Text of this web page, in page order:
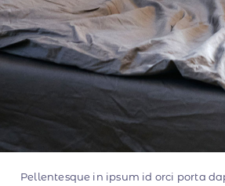
Pellentesque in ipsum id orci porta